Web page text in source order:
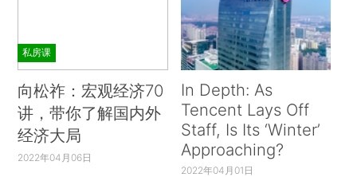
私房课
向松祚：宏观经济70
讲，带你了解国内外
经济大局
2022年04月06日
In Depth: As
Tencent Lays Off
Staff, Is Its ‘Winter’
Approaching?
2022年04月01日